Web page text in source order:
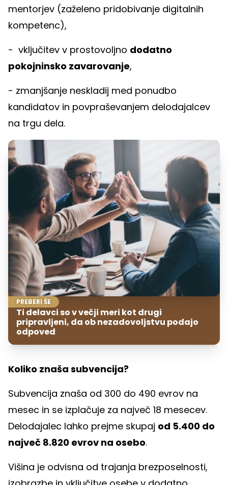
mentorjev (zaželeno pridobivanje digitalnih
kompetenc),
- vključitev v prostovoljno dodatno
pokojninsko zavarovanje,
- zmanjšanje neskladij med ponudbo
kandidatov in povpraševanjem delodajalcev
na trgu dela.
PREBERI ŠE
Ti delavci so v večji meri kot drugi
pripravljeni, da ob nezadovoljstvu podajo
odpoved
Koliko znaša subvencija?
Subvencija znaša od 300 do 490 evrov na
mesec in se izplačuje za največ 18 mesecev.
Delodajalec lahko prejme skupaj od 5.400 do
največ 8.820 evrov na osebo.
Višina je odvisna od trajanja brezposelnosti,